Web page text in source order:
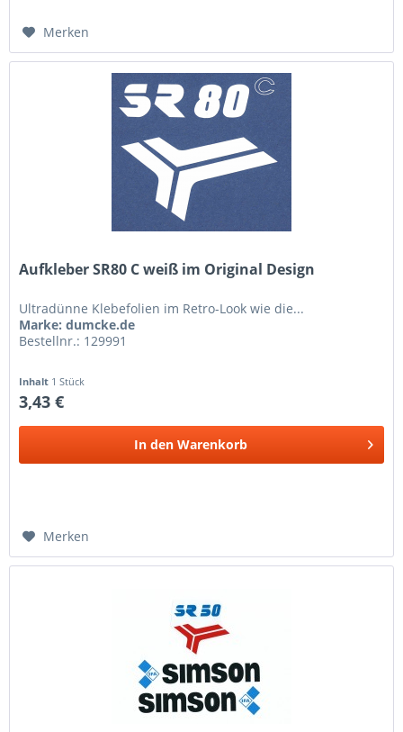
Merken
Aufkleber SR80 C weiß im Original Design
Ultradünne Klebefolien im Retro-Look wie die...
Marke: dumcke.de
Bestellnr.: 129991
Inhalt 1 Stück
3,43 €
In den Warenkorb
Merken